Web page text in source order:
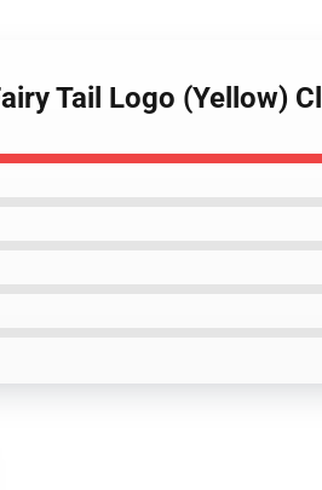
Tail Logo (Yellow)